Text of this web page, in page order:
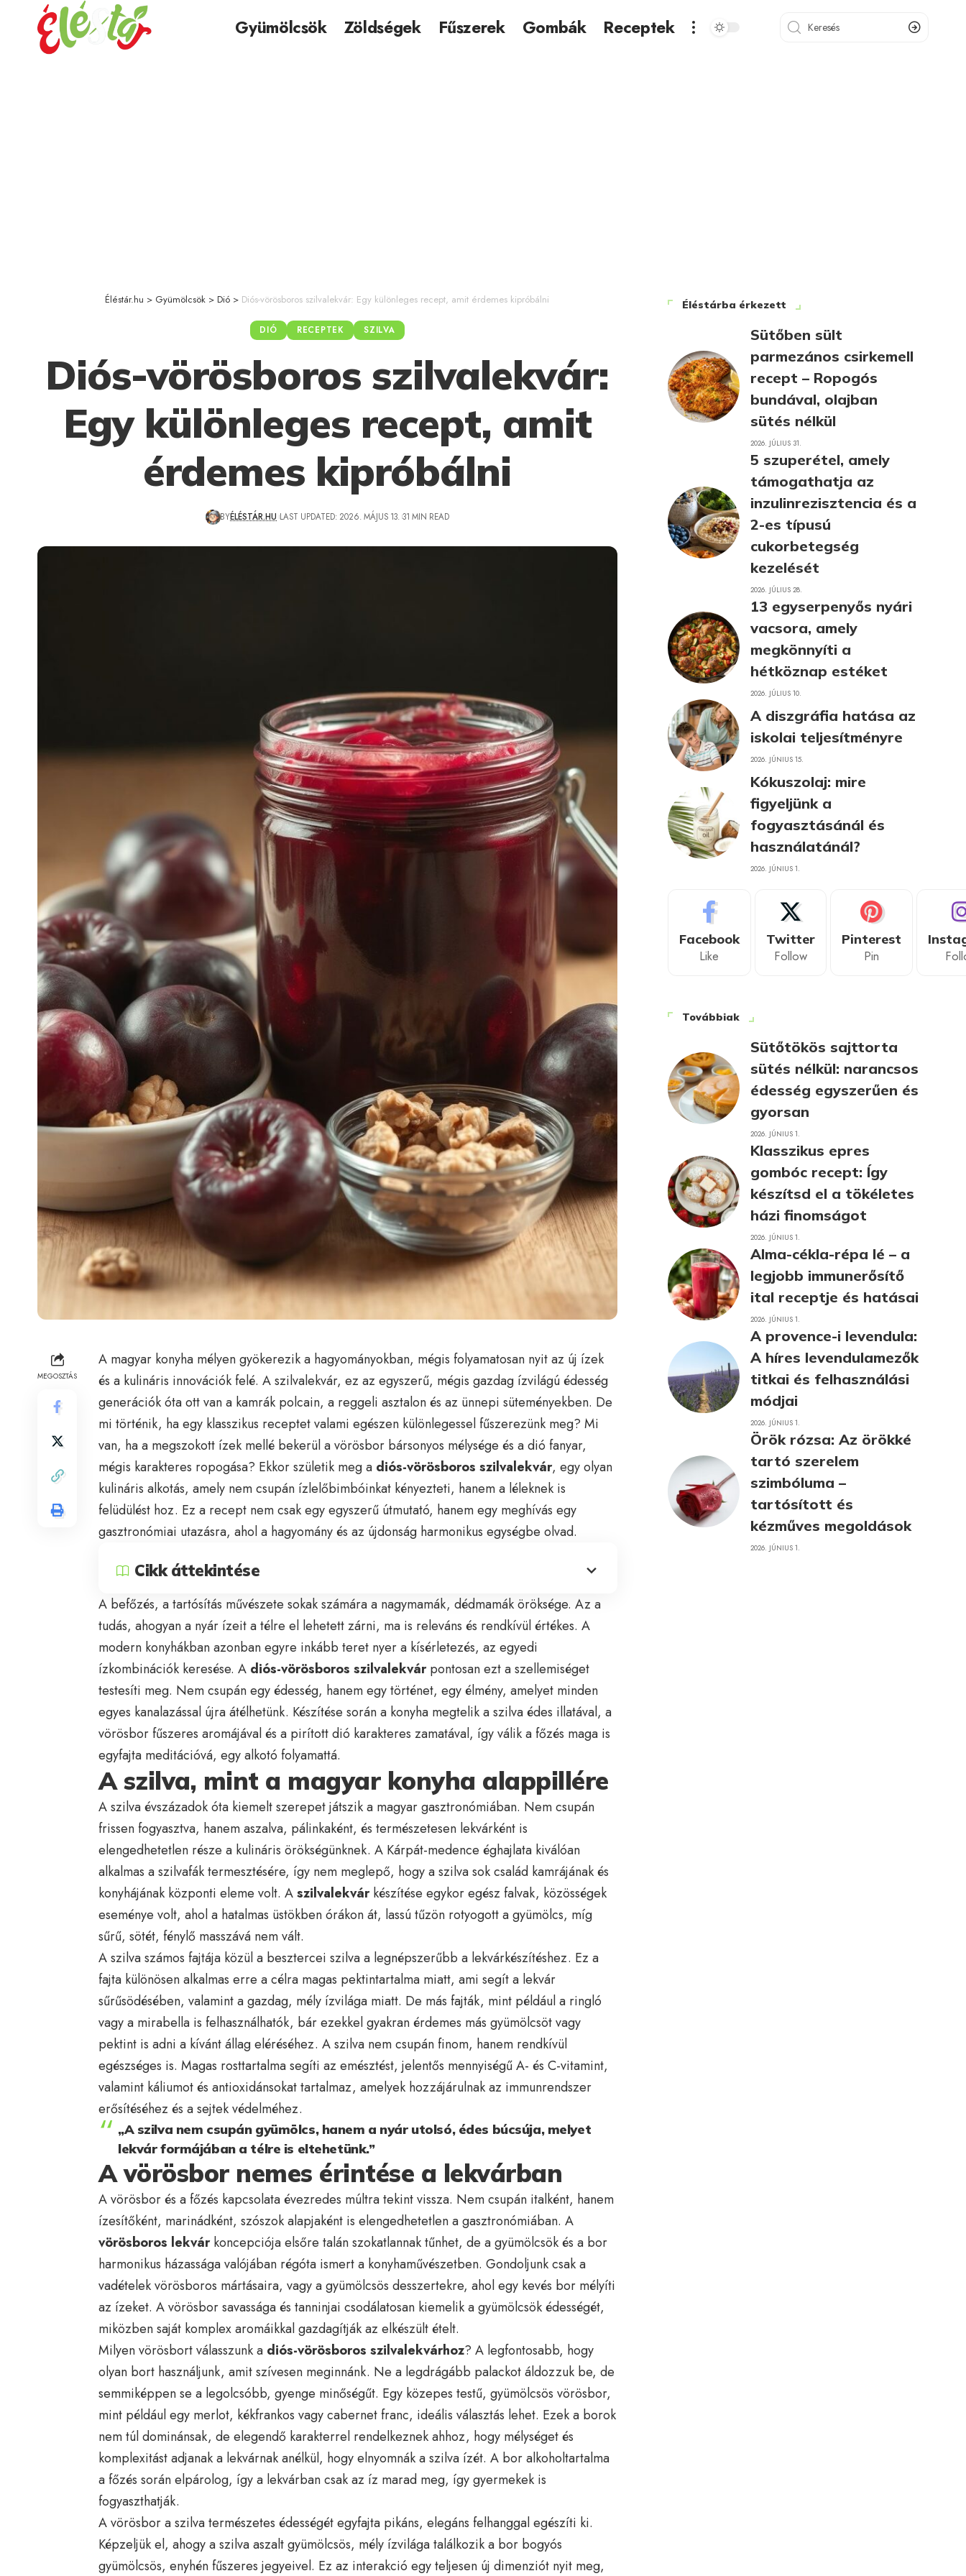
Gyümölcsök Zöldségek Fűszerek Gombák Receptek
Éléstár.hu > Gyümölcsök > Dió > Diós-vörösboros szilvalekvár: Egy különleges recept, amit érdemes kipróbálni
DIÓ RECEPTEK SZILVA
Diós-vörösboros szilvalekvár:
Egy különleges recept, amit
érdemes kipróbálni
BYÉLÉSTÁR.HU LAST UPDATED: 2026. MÁJUS 13. 31 MIN READ
MEGOSZTÁS
A magyar konyha mélyen gyökerezik a hagyományokban, mégis folyamatosan nyit az új ízek
és a kulináris innovációk felé. A szilvalekvár, ez az egyszerű, mégis gazdag ízvilágú édesség
generációk óta ott van a kamrák polcain, a reggeli asztalon és az ünnepi süteményekben. De
mi történik, ha egy klasszikus receptet valami egészen különlegessel fűszerezünk meg? Mi
van, ha a megszokott ízek mellé bekerül a vörösbor bársonyos mélysége és a dió fanyar,
mégis karakteres ropogása? Ekkor születik meg a diós-vörösboros szilvalekvár, egy olyan
kulináris alkotás, amely nem csupán ízlelőbimbóinkat kényezteti, hanem a léleknek is
felüdülést hoz. Ez a recept nem csak egy egyszerű útmutató, hanem egy meghívás egy
gasztronómiai utazásra, ahol a hagyomány és az újdonság harmonikus egységbe olvad.
Cikk áttekintése
A befőzés, a tartósítás művészete sokak számára a nagymamák, dédmamák öröksége. Az a
tudás, ahogyan a nyár ízeit a télre el lehetett zárni, ma is releváns és rendkívül értékes. A
modern konyhákban azonban egyre inkább teret nyer a kísérletezés, az egyedi
ízkombinációk keresése. A diós-vörösboros szilvalekvárpontosan ezt a szellemiséget
testesíti meg. Nem csupán egy édesség, hanem egy történet, egy élmény, amelyet minden
egyes kanalazással újra átélhetünk. Készítése során a konyha megtelik a szilva édes illatával, a
vörösbor fűszeres aromájával és a pirított dió karakteres zamatával, így válik a főzés maga is
egyfajta meditációvá, egy alkotó folyamattá.
A szilva, mint a magyar konyha alappillére
A szilva évszázadok óta kiemelt szerepet játszik a magyar gasztronómiában. Nem csupán
frissen fogyasztva, hanem aszalva, pálinkaként, és természetesen lekvárként is
elengedhetetlen része a kulináris örökségünknek. A Kárpát-medence éghajlata kiválóan
alkalmas a szilvafák termesztésére, így nem meglepő, hogy a szilva sok család kamrájának és
konyhájának központi eleme volt. Aszilvalekvárkészítése egykor egész falvak, közösségek
eseménye volt, ahol a hatalmas üstökben órákon át, lassú tűzön rotyogott a gyümölcs, míg
sűrű, sötét, fénylő masszává nem vált.
A szilva számos fajtája közül a besztercei szilva a legnépszerűbb a lekvárkészítéshez. Ez a
fajta különösen alkalmas erre a célra magas pektintartalma miatt, ami segít a lekvár
sűrűsödésében, valamint a gazdag, mély ízvilága miatt. De más fajták, mint például a ringló
vagy a mirabella is felhasználhatók, bár ezekkel gyakran érdemes más gyümölcsöt vagy
pektint is adni a kívánt állag eléréséhez. A szilva nem csupán finom, hanem rendkívül
egészséges is. Magas rosttartalma segíti az emésztést, jelentős mennyiségű A- és C-vitamint,
valamint káliumot és antioxidánsokat tartalmaz, amelyek hozzájárulnak az immunrendszer
erősítéséhez és a sejtek védelméhez.
„A szilva nem csupán gyümölcs, hanem a nyár utolsó, édes búcsúja, melyet
lekvár formájában a télre is eltehetünk.”
A vörösbor nemes érintése a lekvárban
A vörösbor és a főzés kapcsolata évezredes múltra tekint vissza. Nem csupán italként, hanem
ízesítőként, marinádként, szószok alapjaként is elengedhetetlen a gasztronómiában. A
vörösboros lekvárkoncepciója elsőre talán szokatlannak tűnhet, de a gyümölcsök és a bor
harmonikus házassága valójában régóta ismert a konyhaművészetben. Gondoljunk csak a
vadételek vörösboros mártásaira, vagy a gyümölcsös desszertekre, ahol egy kevés bor mélyíti
az ízeket. A vörösbor savassága és tanninjai csodálatosan kiemelik a gyümölcsök édességét,
miközben saját komplex aromáikkal gazdagítják az elkészült ételt.
Milyen vörösbort válasszunk a diós-vörösboros szilvalekvárhoz? A legfontosabb, hogy
olyan bort használjunk, amit szívesen meginnánk. Ne a legdrágább palackot áldozzuk be, de
semmiképpen se a legolcsóbb, gyenge minőségűt. Egy közepes testű, gyümölcsös vörösbor,
mint például egy merlot, kékfrankos vagy cabernet franc, ideális választás lehet. Ezek a borok
nem túl dominánsak, de elegendő karakterrel rendelkeznek ahhoz, hogy mélységet és
komplexitást adjanak a lekvárnak anélkül, hogy elnyomnák a szilva ízét. A bor alkoholtartalma
a főzés során elpárolog, így a lekvárban csak az íz marad meg, így gyermekek is
fogyaszthatják.
A vörösbor a szilva természetes édességét egyfajta pikáns, elegáns felhanggal egészíti ki.
Képzeljük el, ahogy a szilva aszalt gyümölcsös, mély ízvilága találkozik a bor bogyós
gyümölcsös, enyhén fűszeres jegyeivel. Ez az interakció egy teljesen új dimenziót nyit meg,
Éléstárba érkezett
Sütőben sült
parmezános csirkemell
recept – Ropogós
bundával, olajban
sütés nélkül
2026. JÚLIUS 31.
5 szuperétel, amely
támogathatja az
inzulinrezisztencia és a
2-es típusú
cukorbetegség
kezelését
2026. JÚLIUS 28.
13 egyserpenyős nyári
vacsora, amely
megkönnyíti a
hétköznap estéket
2026. JÚLIUS 10.
A diszgráfia hatása az
iskolai teljesítményre
2026. JÚNIUS 15.
Kókuszolaj: mire
figyeljünk a
fogyasztásánál és
használatánál?
2026. JÚNIUS 1.
Facebook
Like
Twitter
Follow
Pinterest
Pin
Továbbiak
Sütőtökös sajttorta
sütés nélkül: narancsos
édesség egyszerűen és
gyorsan
2026. JÚNIUS 1.
Klasszikus epres
gombóc recept: Így
készítsd el a tökéletes
házi finomságot
2026. JÚNIUS 1.
Alma-cékla-répa lé – a
legjobb immunerősítő
ital receptje és hatásai
2026. JÚNIUS 1.
A provence-i levendula:
A híres levendulamezők
titkai és felhasználási
módjai
2026. JÚNIUS 1.
Örök rózsa: Az örökké
tartó szerelem
szimbóluma –
tartósított és
kézműves megoldások
2026. JÚNIUS 1.